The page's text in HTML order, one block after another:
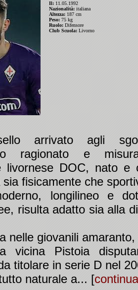
Il: 11.05.1992
Nazionalità: italiana
Altezza: 187 cm
Peso: 75 kg
Ruolo: Difensore
Club Scuola: Livorno
arrivato agli
ragionato e
livornese DOC, nato e
fisicamente che
longilineo e
risulta adatto sia alla
nelle giovanili
vicina Pistoia
titolare in serie D nel
naturale a... [continua